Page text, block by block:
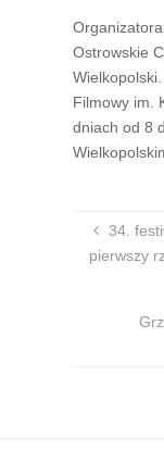
Ostrowskie
Filmowy im.
dniach od 8
34.
pierwszy